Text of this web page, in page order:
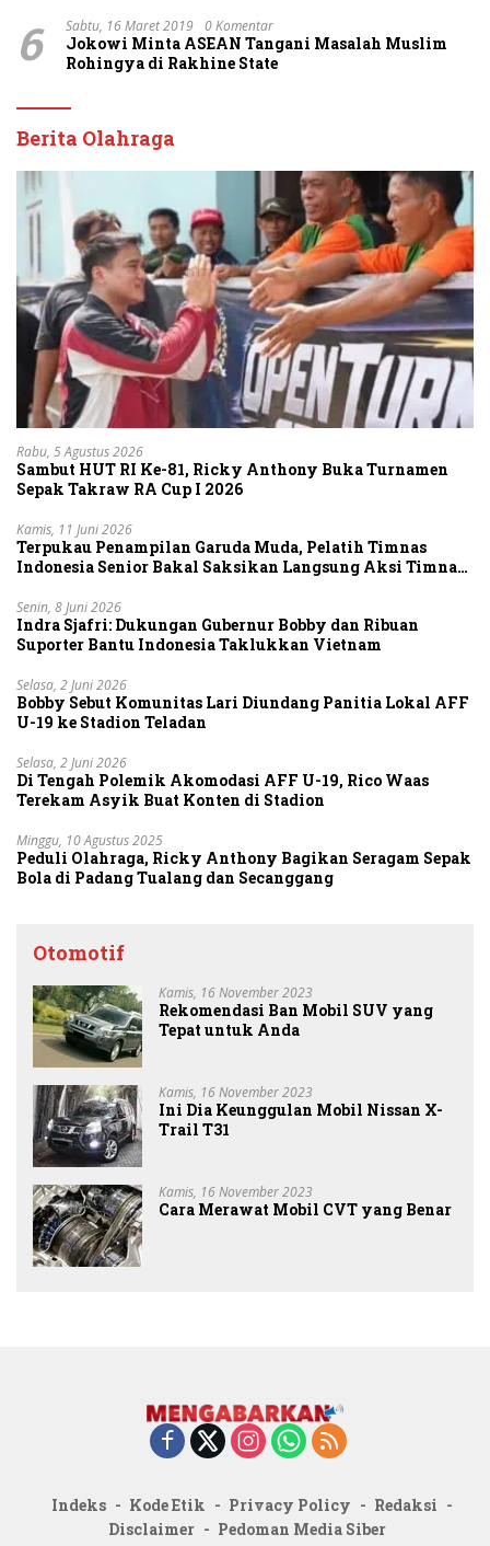
6 Sabtu, 16 Maret 2019 0 Komentar
Jokowi Minta ASEAN Tangani Masalah Muslim
Rohingya di Rakhine State
Berita Olahraga
Rabu, 5 Agustus 2026
Sambut HUT RI Ke-81, Ricky Anthony Buka Turnamen
Sepak Takraw RA Cup I 2026
Kamis, 11 Juni 2026
Terpukau Penampilan Garuda Muda, Pelatih Timnas
Indonesia Senior Bakal Saksikan Langsung Aksi Timnas
Senin, 8 Juni 2026
Indra Sjafri: Dukungan Gubernur Bobby dan Ribuan
Suporter Bantu Indonesia Taklukkan Vietnam
Selasa, 2 Juni 2026
Bobby Sebut Komunitas Lari Diundang Panitia Lokal AFF
U-19 ke Stadion Teladan
Selasa, 2 Juni 2026
Di Tengah Polemik Akomodasi AFF U-19, Rico Waas
Terekam Asyik Buat Konten di Stadion
Minggu, 10 Agustus 2025
Peduli Olahraga, Ricky Anthony Bagikan Seragam Sepak
Bola di Padang Tualang dan Secanggang
Otomotif
Kamis, 16 November 2023
Rekomendasi Ban Mobil SUV yang
Tepat untuk Anda
Kamis, 16 November 2023
Ini Dia Keunggulan Mobil Nissan X-
Trail T31
Kamis, 16 November 2023
Cara Merawat Mobil CVT yang Benar
Indeks Kode Etik Privacy Policy
Redaksi
Disclaimer
Pedoman Media Siber